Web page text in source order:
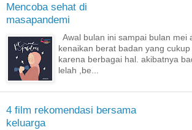
Mencoba sehat di
masapandemi
Awal bulan ini sampai bulan mei
kenaikan berat badan yang
karena berbagai hal. akibatnya
lelah ,be...
4 film rekomendasi bersama
keluarga